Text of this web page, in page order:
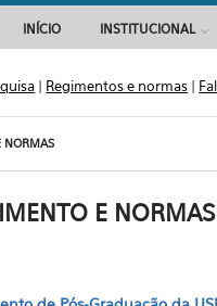
INÍCIO INSTITUCIONAL
| Regimentos e normas |
NORMAS
E NORMAS